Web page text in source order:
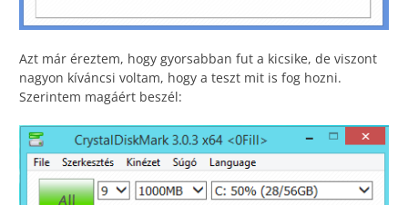
Azt már éreztem, hogy gyorsabban fut a kicsike, de viszont
nagyon kíváncsi voltam, hogy a teszt mit is fog hozni.
Szerintem magáért beszél: